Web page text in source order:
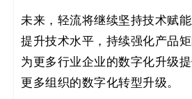
未来，轻流将继续坚持技术赋
提升技术水平，持续强化产品
为更多行业企业的数字化升级
更多组织的数字化转型升级。